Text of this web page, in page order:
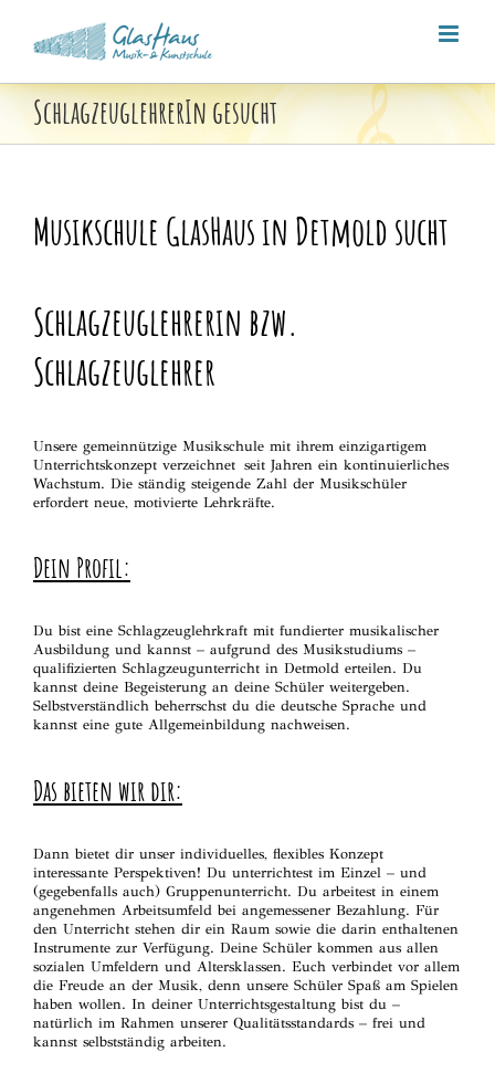
springen
SchlagzeuglehrerIn gesucht
Musikschule GlasHaus in Detmold sucht
Schlagzeuglehrerin bzw.
Schlagzeuglehrer
Unsere gemeinnützige Musikschule mit ihrem einzigartigem
Unterrichtskonzept verzeichnet seit Jahren ein kontinuierliches
Wachstum. Die ständig steigende Zahl der Musikschüler
erfordert neue, motivierte Lehrkräfte.
Dein Profil:
Du bist eine Schlagzeuglehrkraft mit fundierter musikalischer
Ausbildung und kannst – aufgrund des Musikstudiums –
qualifizierten Schlagzeugunterricht in Detmold erteilen. Du
kannst deine Begeisterung an deine Schüler weitergeben.
Selbstverständlich beherrschst du die deutsche Sprache und
kannst eine gute Allgemeinbildung nachweisen.
Das bieten wir dir:
Dann bietet dir unser individuelles, flexibles Konzept
interessante Perspektiven! Du unterrichtest im Einzel – und
(gegebenfalls auch) Gruppenunterricht. Du arbeitest in einem
angenehmen Arbeitsumfeld bei angemessener Bezahlung. Für
den Unterricht stehen dir ein Raum sowie die darin enthaltenen
Instrumente zur Verfügung. Deine Schüler kommen aus allen
sozialen Umfeldern und Altersklassen. Euch verbindet vor allem
die Freude an der Musik, denn unsere Schüler Spaß am Spielen
haben wollen. In deiner Unterrichtsgestaltung bist du –
natürlich im Rahmen unserer Qualitätsstandards – frei und
kannst selbstständig arbeiten.